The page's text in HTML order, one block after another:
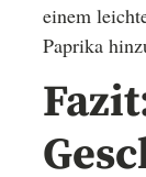
einem
Paprika